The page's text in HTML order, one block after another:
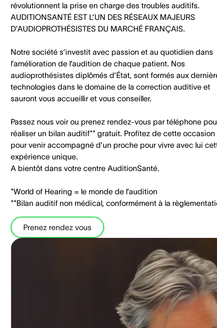
révolutionnent la prise en charge des troubles auditifs.
AUDITIONSANTÉ EST L’UN DES RÉSEAUX MAJEURS
D’AUDIOPROTHÉSISTES DU MARCHÉ FRANÇAIS.
Notre société s’investit avec passion et au quotidien dans
l’amélioration de l’audition de chaque patient. Nos
audioprothésistes diplômés d’État, sont formés aux
technologies dans le domaine de la correction auditive et
sauront vous accueillir et vous conseiller.
Passez nous voir ou prenez rendez-vous par téléphone
réaliser un bilan auditif** gratuit. Profitez de cette occasion
pour venir accompagné d’un proche pour vivre avec lui
expérience unique.
A bientôt dans votre centre AuditionSanté.
*World of Hearing = le monde de l’audition
**Bilan auditif non médical, conformément à la
Prenez rendez vous